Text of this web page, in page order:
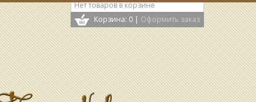
Нет товаров в корзине
Корзина: 0 | Оформить заказ